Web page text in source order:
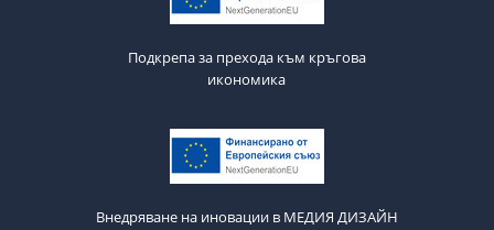
Подкрепа за прехода към кръгова
икономика
Внедряване на иновации в МЕДИЯ ДИЗАЙН